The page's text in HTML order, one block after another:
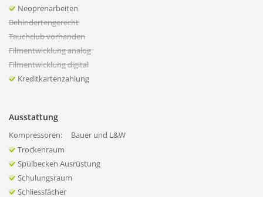
Neoprenarbeiten
Behindertengerecht
Tauchclub vorhanden
Filmentwicklung analog
Filmentwicklung digital
Kreditkartenzahlung
Ausstattung
Kompressoren:
Bauer und L&W
Trockenraum
Spülbecken Ausrüstung
Schulungsraum
Schliessfächer